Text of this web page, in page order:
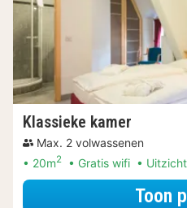
Klassieke kamer
Max. 2 volwassenen
20m2 Gratis wifi
Toon